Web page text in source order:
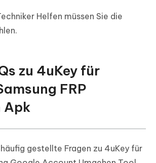
Helfen müssen Sie die
zu 4uKey für
FRP
Apk
gestellte Fragen zu 4uKey für